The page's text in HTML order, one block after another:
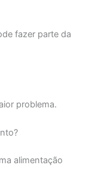
fazer parte da
problema.
alimentação